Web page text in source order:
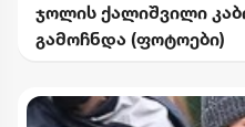
ჯოლის ქალიშვილი
გამოჩნდა (ფოტოები)